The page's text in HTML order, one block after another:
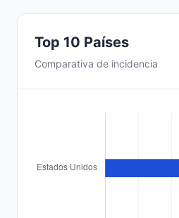
Top 10 Países
Comparativa de incidencia